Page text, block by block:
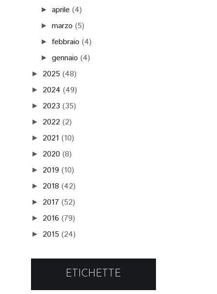
►aprile (4)
►marzo (5)
►febbraio (4)
►gennaio (4)
► 2025 (48)
► 2024 (49)
► 2023 (35)
► 2022 (2)
► 2021 (10)
► 2020 (8)
► 2019 (10)
► 2018 (42)
► 2017 (52)
► 2016 (79)
► 2015 (24)
ETICHETTE